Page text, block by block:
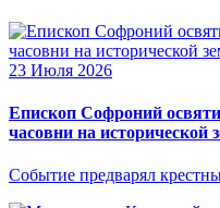
23 Июля 2026
Епископ Софроний
часовни на исторической
Событие предварял